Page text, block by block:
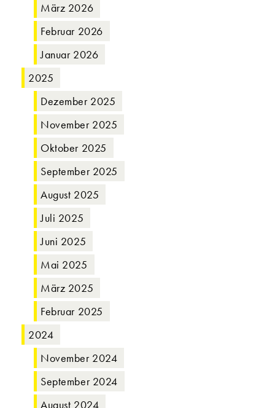
März 2026
Februar 2026
Januar 2026
2025
Dezember 2025
November 2025
Oktober 2025
September 2025
August 2025
Juli 2025
Juni 2025
Mai 2025
März 2025
Februar 2025
2024
November 2024
September 2024
August 2024